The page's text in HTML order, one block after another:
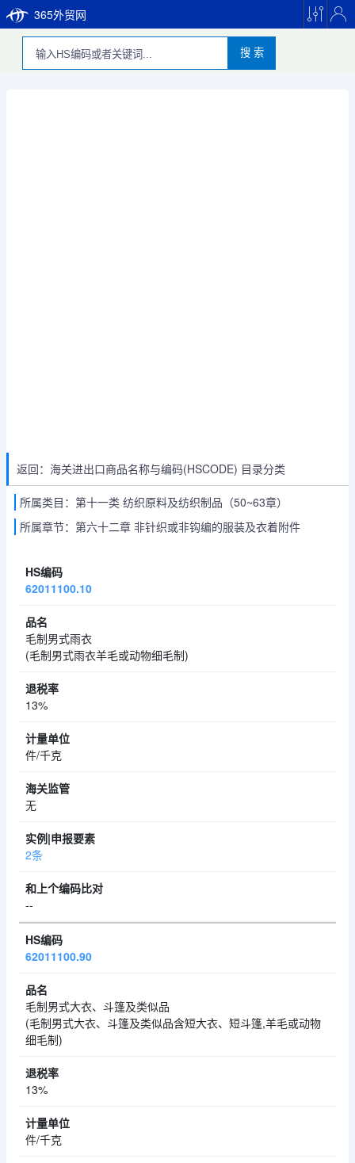
365外贸网
搜 索
返回：海关进出口商品名称与编码(HSCODE) 目录分类
所属类目：第十一类 纺织原料及纺织制品（50~63章）
所属章节：第六十二章 非针织或非钩编的服装及衣着附件
62011100.10
毛制男式雨衣
(毛制男式雨衣羊毛或动物细毛制)
13%
件/千克
无
2条
--
62011100.90
毛制男式大衣、斗篷及类似品
(毛制男式大衣、斗篷及类似品含短大衣、短斗篷,羊毛或动物
细毛制)
13%
件/千克